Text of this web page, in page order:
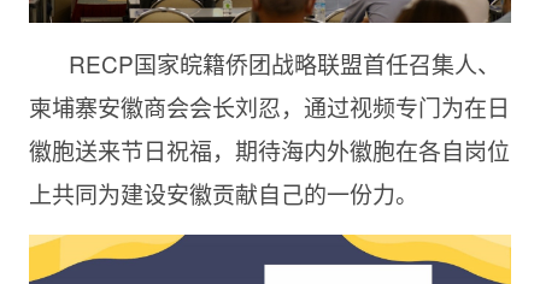
RECP国家皖籍侨团战略联盟首任召集人、
柬埔寨安徽商会会长刘忍，通过视频专门为在日
徽胞送来节日祝福，期待海内外徽胞在各自岗位
上共同为建设安徽贡献自己的一份力。